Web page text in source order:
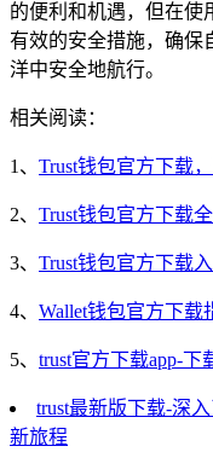
的便利和机遇，但在使
有效的安全措施，确保
洋中安全地航行。
相关阅读：
1、 Trust钱包官方下载
2、 Trust钱包官方下载
3、 Trust钱包官方下载
4、 Wallet钱包官方下
5、 trust官方下载app-下
trust最新版下载-深
新旅程